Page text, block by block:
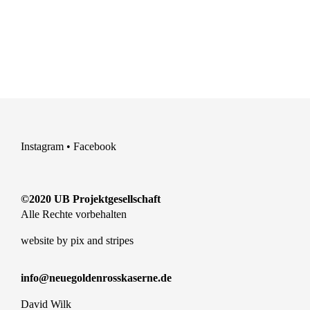
Instagram • Facebook
©2020 UB Projektgesellschaft
Alle Rechte vorbehalten
website by pix and stripes
info@neuegoldenrosskaserne.de
David Wilk